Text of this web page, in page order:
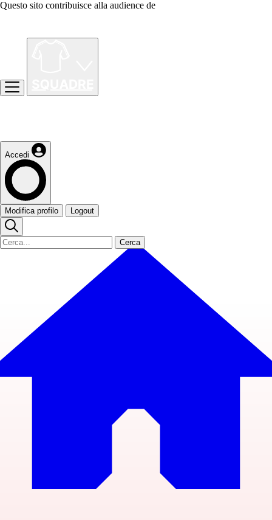
Questo sito contribuisce alla audience de
Accedi
Modifica profilo Logout
Cerca